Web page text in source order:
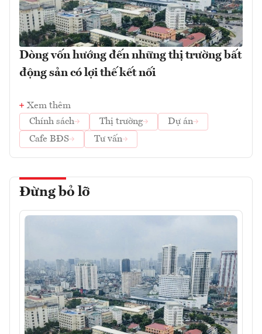
Dòng vốn hướng đến những thị trường bất
động sản có lợi thế kết nối
Xem thêm
Chính sách
Thị trường
Dự án
Cafe BĐS
Tư vấn
Đừng bỏ lỡ